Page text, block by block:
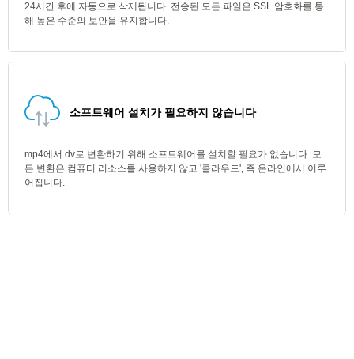
24시간 후에 자동으로 삭제됩니다. 전송된 모든 파일은 SSL 암호화를 통
해 높은 수준의 보안을 유지합니다.
소프트웨어 설치가 필요하지 않습니다
mp4에서 dv로 변환하기 위해 소프트웨어를 설치할 필요가 없습니다. 모
든 변환은 컴퓨터 리소스를 사용하지 않고 '클라우드', 즉 온라인에서 이루
어집니다.